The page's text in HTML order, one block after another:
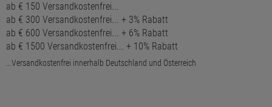
ab € 150 Versandkostenfrei...
ab € 300 Versandkostenfrei... + 3% Rabatt
ab € 600 Versandkostenfrei... + 6% Rabatt
ab € 1500 Versandkostenfrei... + 10% Rabatt
...Versandkostenfrei innerhalb Deutschland und Österreich